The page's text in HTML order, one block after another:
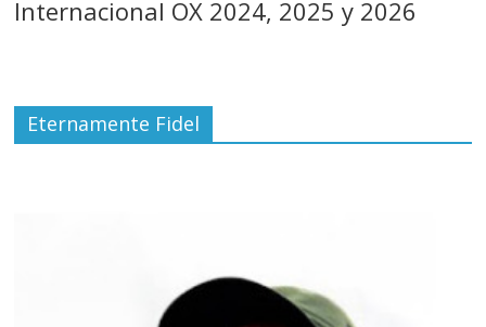
Internacional OX 2024, 2025 y 2026
Eternamente Fidel